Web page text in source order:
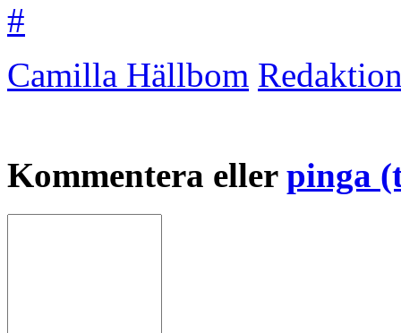
#
Camilla Hällbom
Kommentera eller pinga